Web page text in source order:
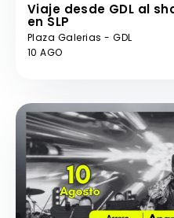
Viaje desde GDL al
en SLP
Plaza Galerias - GDL
10 AGO